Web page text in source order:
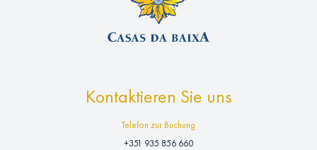
Kontaktieren Sie uns
Telefon zur Buchung
+351 935 856 660